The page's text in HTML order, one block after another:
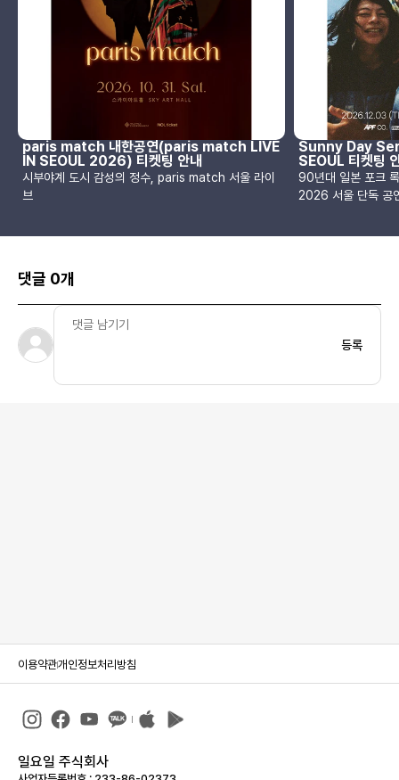
paris match 내한공연(paris match LIVE
IN SEOUL 2026) 티켓팅 안내
시부야계 도시 감성의 정수, paris match 서울 라이
브
Sunny Day
SEOUL 티켓팅
90년대 일본 포크
2026 서울 단독 공
댓글 0개
등록
이용약관개인정보처리방침
일요일 주식회사